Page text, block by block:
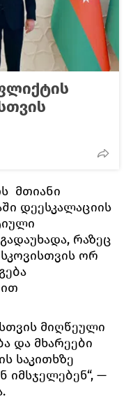
მთიანი
დეესკალაციის
რაზეც
ორ
მიღწეული
და მხარეები
საკითხზე
იმსჯელებენ“, —